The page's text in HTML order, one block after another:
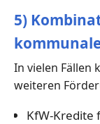
5)
In vielen Fällen
weiteren
KfW-Kredite